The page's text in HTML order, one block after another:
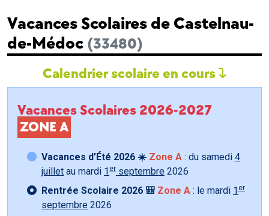
Vacances Scolaires de Castelnau-
de-Médoc (33480)
Calendrier scolaire en cours
Vacances Scolaires 2026-2027
ZONE A
Vacances d’Été 2026 ☀️ Zone A : du samedi 4
juillet au mardi 1 er septembre 2026
Rentrée Scolaire 2026 🎒 Zone A : le mardi 1 er
septembre 2026